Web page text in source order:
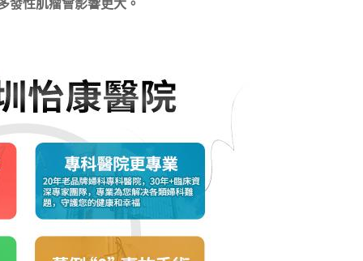
發性肌瘤會影響更大。